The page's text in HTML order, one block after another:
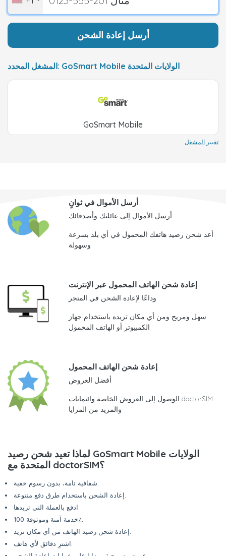
أرسل إعادة الشحن
المشغل المحدد: GoSmart Mobile الولايات المتحدة
GoSmart Mobile
تغيير المشغل
أرسل الأموال في ثوانٍ
أرسل الأموال إلى عائلتك وأصدقائك
أعد شحن رصيد هاتفك المحمول في أي بلد بسرعة
وسهولة
إعادة شحن الهاتف المحمول عبر الإنترنت
وداعًا لإعادة الشحن في المتجر
سهل ومريح ومن أي مكان تريده باستخدام جهاز
الكمبيوتر أو الهاتف المحمول
إعادة شحن الهاتف المحمول
أفضل العروض
الوصول إلى العروض الخاصة وائتمانات doctorSIM
والمزيد من المزايا
لماذا تعيد شحن رصيد GoSmart Mobile الولايات
المتحدة مع doctorSIM؟
خدمة آمنة وموثوقة 100٪.